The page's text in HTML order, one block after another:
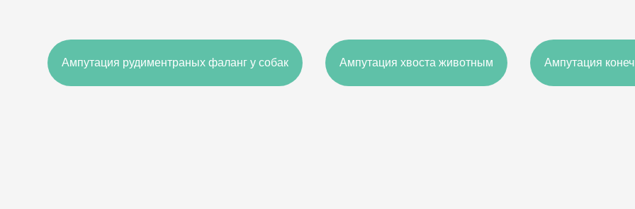
Ампутация рудиментраных фаланг у собак Ампутация хвоста животным Ампутация